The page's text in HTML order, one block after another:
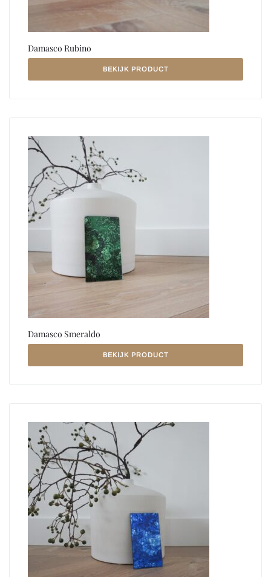
Damasco Rubino
BEKIJK PRODUCT
Damasco Smeraldo
BEKIJK PRODUCT